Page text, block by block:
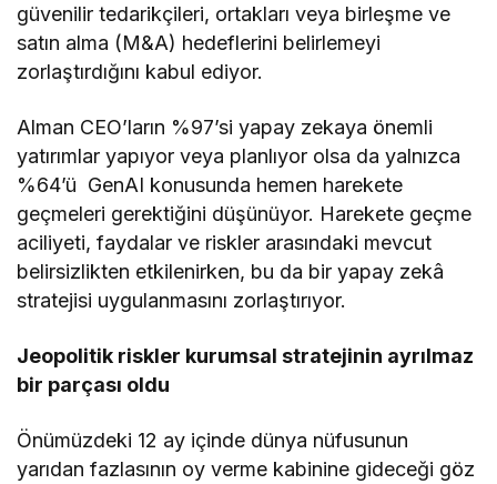
güvenilir tedarikçileri, ortakları veya birleşme ve
satın alma (M&A) hedeflerini belirlemeyi
zorlaştırdığını kabul ediyor.
Alman CEO’ların %97’si yapay zekaya önemli
yatırımlar yapıyor veya planlıyor olsa da yalnızca
%64’ü GenAI konusunda hemen harekete
geçmeleri gerektiğini düşünüyor. Harekete geçme
aciliyeti, faydalar ve riskler arasındaki mevcut
belirsizlikten etkilenirken, bu da bir yapay zekâ
stratejisi uygulanmasını zorlaştırıyor.
Jeopolitik riskler kurumsal stratejinin ayrılmaz
bir parçası oldu
Önümüzdeki 12 ay içinde dünya nüfusunun
yarıdan fazlasının oy verme kabinine gideceği göz